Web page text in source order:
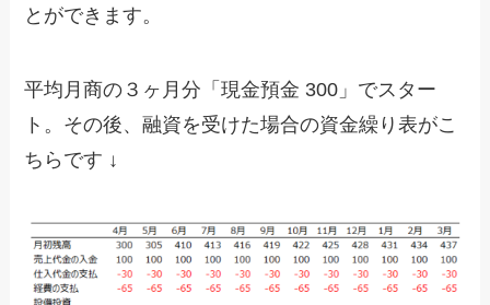
とができます。
平均月商の３ヶ月分「現金預金 300」でスター
ト。その後、融資を受けた場合の資金繰り表がこ
ちらです ↓